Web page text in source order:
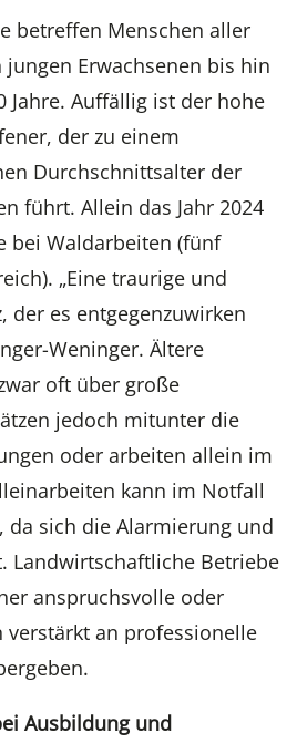
betreffen Menschen aller
Erwachsenen bis hin
Jahre. Auffällig ist der hohe
der zu einem
Durchschnittsalter der
führt. Allein das Jahr 2024
bei Waldarbeiten (fünf
„Eine traurige und
der es entgegenzuwirken
Weninger. Ältere
oft über große
jedoch mitunter die
oder arbeiten allein im
kann im Notfall
da sich die Alarmierung und
Landwirtschaftliche Betriebe
anspruchsvolle oder
verstärkt an professionelle
Ausbildung und